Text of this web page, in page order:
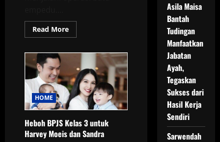
Read MoreRead
more
Baharudin
Selesaikan
Operasi
Batu
Empedu
dengan
Lancar
HOME
Heboh BPJS Kelas 3 untuk
Harvey Moeis dan Sandra
Asila Maisa
Bantah
Tudingan
Manfaatkan
Jabatan
Ayah,
Tegaskan
Sukses dari
Hasil Kerja
Sendiri
Sarwendah